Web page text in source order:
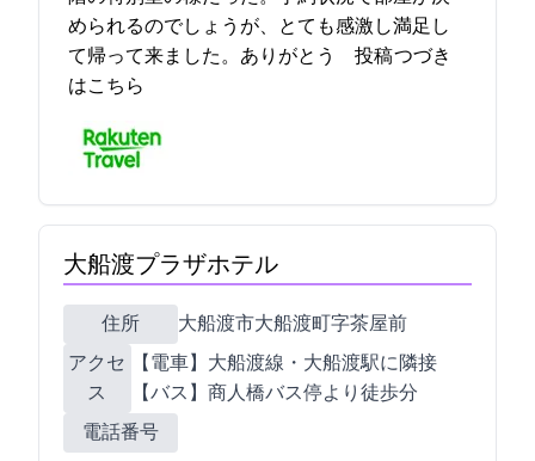
められるのでしょうが、とても感激し満足し
て帰って来ました。ありがとう… 2021-11-30 22:28:51投稿つづき
はこちら
大船渡プラザホテル
住所
大船渡市大船渡町字茶屋前7-8
アクセ
ス
【電車】JR大船渡線・大船渡駅に隣接
【バス】商人橋バス停より徒歩5分
電話番号